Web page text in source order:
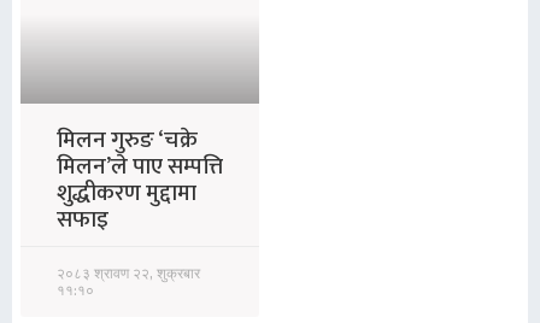
मिलन गुरुङ ‘चक्रे
मिलन’ले पाए सम्पत्ति
शुद्धीकरण मुद्दामा
सफाइ
२०८३ श्रावण २२, शुक्रबार
११:१०